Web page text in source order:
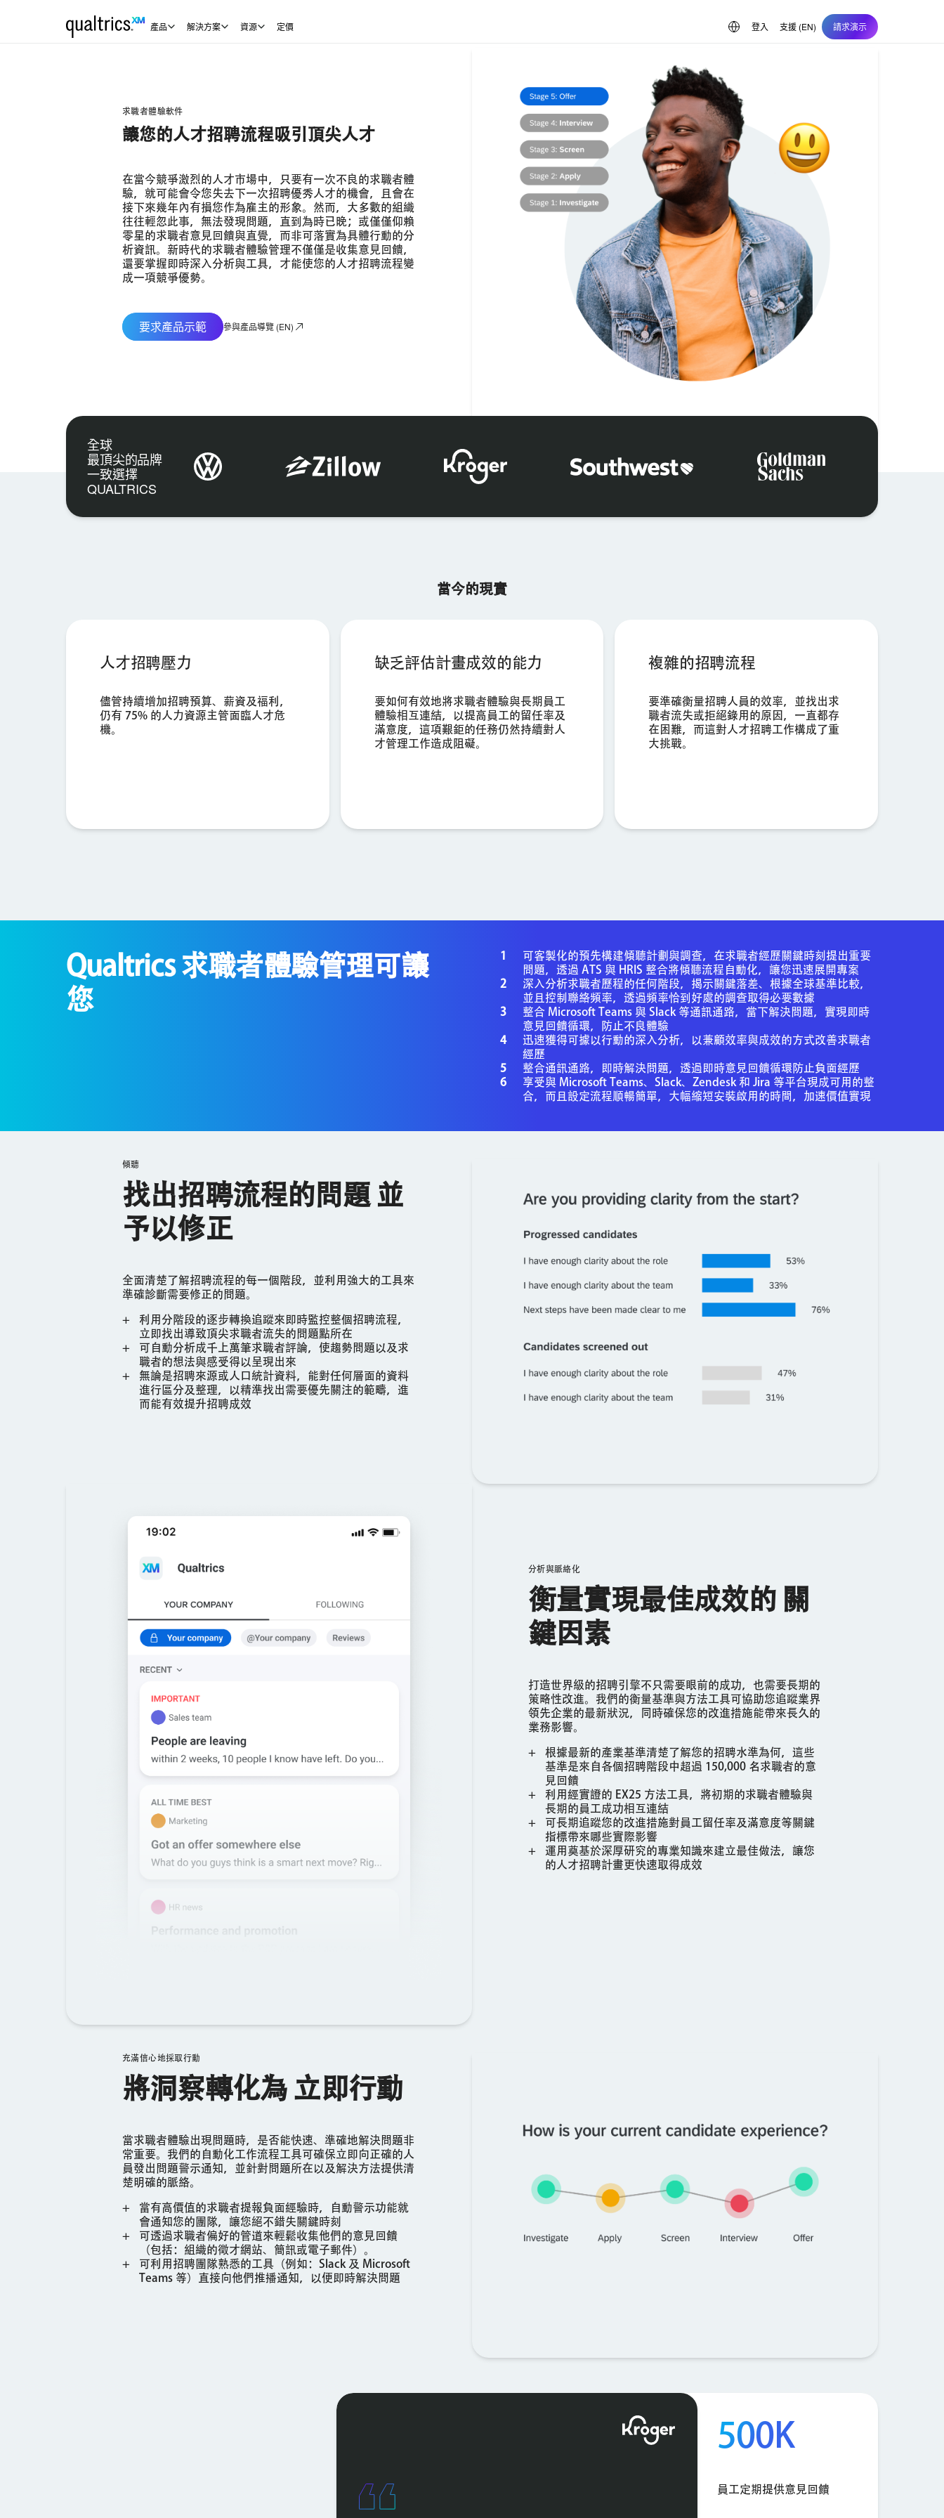
產品 解決方案 資源 定價 登入 支援 (EN) 請求演示
求職者體驗軟件
讓您的人才招聘流程吸引頂尖人才
在當今競爭激烈的人才市場中，只要有一次不良的求職者體
驗，就可能會令您失去下一次招聘優秀人才的機會，且會在
接下來幾年內有損您作為雇主的形象。然而，大多數的組織
往往輕忽此事，無法發現問題，直到為時已晚；或僅僅仰賴
零星的求職者意見回饋與直覺，而非可落實為具體行動的分
析資訊。新時代的求職者體驗管理不僅僅是收集意見回饋，
還要掌握即時深入分析與工具，才能使您的人才招聘流程變
成一項競爭優勢。
要求產品示範 參與產品導覽 (EN)
索取產品演示
提供此類資訊，即代表您同意我們得依據我們的《隱私權聲明》處理您的個人資料。
×
全球
最頂尖的品牌
一致選擇
QUALTRICS
當今的現實
人才招聘壓力
儘管持續增加招聘預算、薪資及福利，
仍有 75% 的人力資源主管面臨人才危
機。
缺乏評估計畫成效的能力
要如何有效地將求職者體驗與長期員工
體驗相互連結，以提高員工的留任率及
滿意度，這項艱鉅的任務仍然持續對人
才管理工作造成阻礙。
複雜的招聘流程
要準確衡量招聘人員的效率，並找出求
職者流失或拒絕錄用的原因，一直都存
在困難，而這對人才招聘工作構成了重
大挑戰。
Qualtrics 求職者體驗管理可讓
您
可客製化的預先構建傾聽計劃與調查，在求職者經歷關鍵時刻提出重要
問題，透過 ATS 與 HRIS 整合將傾聽流程自動化，讓您迅速展開專案
深入分析求職者歷程的任何階段，揭示關鍵落差、根據全球基準比較，
並且控制聯絡頻率，透過頻率恰到好處的調查取得必要數據
整合 Microsoft Teams 與 Slack 等通訊通路，當下解決問題，實現即時
意見回饋循環，防止不良體驗
迅速獲得可據以行動的深入分析，以兼顧效率與成效的方式改善求職者
經歷
整合通訊通路，即時解決問題，透過即時意見回饋循環防止負面經歷
享受與 Microsoft Teams、Slack、Zendesk 和 Jira 等平台現成可用的整
合，而且設定流程順暢簡單，大幅縮短安裝啟用的時間，加速價值實現
傾聽
找出招聘流程的問題 並
予以修正
全面清楚了解招聘流程的每一個階段，並利用強大的工具來
準確診斷需要修正的問題。
利用分階段的逐步轉換追蹤來即時監控整個招聘流程，
立即找出導致頂尖求職者流失的問題點所在
可自動分析成千上萬筆求職者評論，使趨勢問題以及求
職者的想法與感受得以呈現出來
無論是招聘來源或人口統計資料，能對任何層面的資料
進行區分及整理，以精準找出需要優先關注的範疇，進
而能有效提升招聘成效
分析與脈絡化
衡量實現最佳成效的 關
鍵因素
打造世界級的招聘引擎不只需要眼前的成功，也需要長期的
策略性改進。我們的衡量基準與方法工具可協助您追蹤業界
領先企業的最新狀況，同時確保您的改進措施能帶來長久的
業務影響。
根據最新的產業基準清楚了解您的招聘水準為何，這些
基準是來自各個招聘階段中超過 150,000 名求職者的意
見回饋
利用經實證的 EX25 方法工具，將初期的求職者體驗與
長期的員工成功相互連結
可長期追蹤您的改進措施對員工留任率及滿意度等關鍵
指標帶來哪些實際影響
運用奠基於深厚研究的專業知識來建立最佳做法，讓您
的人才招聘計畫更快速取得成效
充滿信心地採取行動
將洞察轉化為 立即行動
當求職者體驗出現問題時，是否能快速、準確地解決問題非
常重要。我們的自動化工作流程工具可確保立即向正確的人
員發出問題警示通知，並針對問題所在以及解決方法提供清
楚明確的脈絡。
當有高價值的求職者提報負面經驗時，自動警示功能就
會通知您的團隊，讓您絕不錯失關鍵時刻
可透過求職者偏好的管道來輕鬆收集他們的意見回饋
（包括：組織的徵才網站、簡訊或電子郵件）。
可利用招聘團隊熟悉的工具（例如：Slack 及 Microsoft
Teams 等）直接向他們推播通知，以便即時解決問題
500K
員工定期提供意見回饋